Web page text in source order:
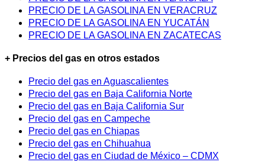
PRECIO DE LA GASOLINA EN VERACRUZ
PRECIO DE LA GASOLINA EN YUCATÁN
PRECIO DE LA GASOLINA EN ZACATECAS
+ Precios del gas en otros estados
Precio del gas en Aguascalientes
Precio del gas en Baja California Norte
Precio del gas en Baja California Sur
Precio del gas en Campeche
Precio del gas en Chiapas
Precio del gas en Chihuahua
Precio del gas en Ciudad de México – CDMX